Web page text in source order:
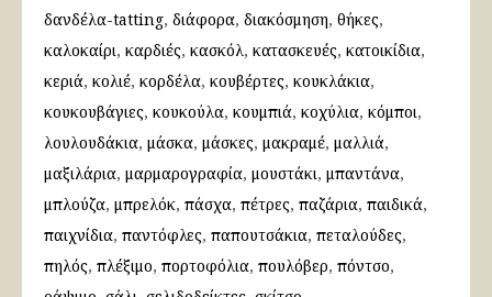
δανδέλα-tatting διάφορα διακόσμηση θήκες
καλοκαίρι καρδιές κασκόλ κατασκευές κατοικίδια
κεριά κολιέ κορδέλα κουβέρτες κουκλάκια
κουκουβάγιες κουκούλα κουμπιά κοχύλια κόμποι
λουλουδάκια μάσκα μάσκες μακραμέ μαλλιά
μαξιλάρια μαρμαρογραφία μουστάκι μπαντάνα
μπλούζα μπρελόκ πάσχα πέτρες παζάρια παιδικά
παιχνίδια παντόφλες παπουτσάκια πεταλούδες
πηλός πλέξιμο πορτοφόλια πουλόβερ πόντσο